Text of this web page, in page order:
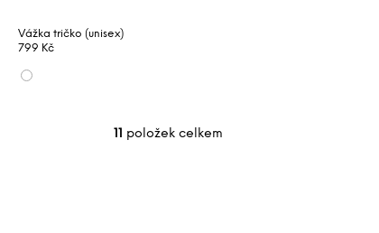
Vážka tričko (unisex)
799 Kč
O
11 položek celkem